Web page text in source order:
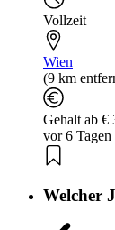
Vollzeit
Wien
(9 km
Gehalt ab €
vor 6 Tagen
Welcher